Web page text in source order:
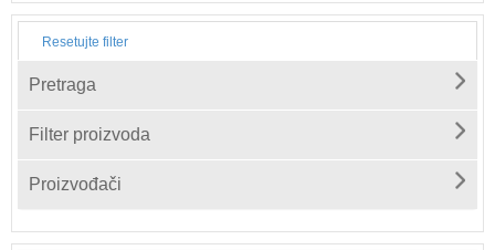
Resetujte filter
Pretraga
Filter proizvoda
Proizvođači